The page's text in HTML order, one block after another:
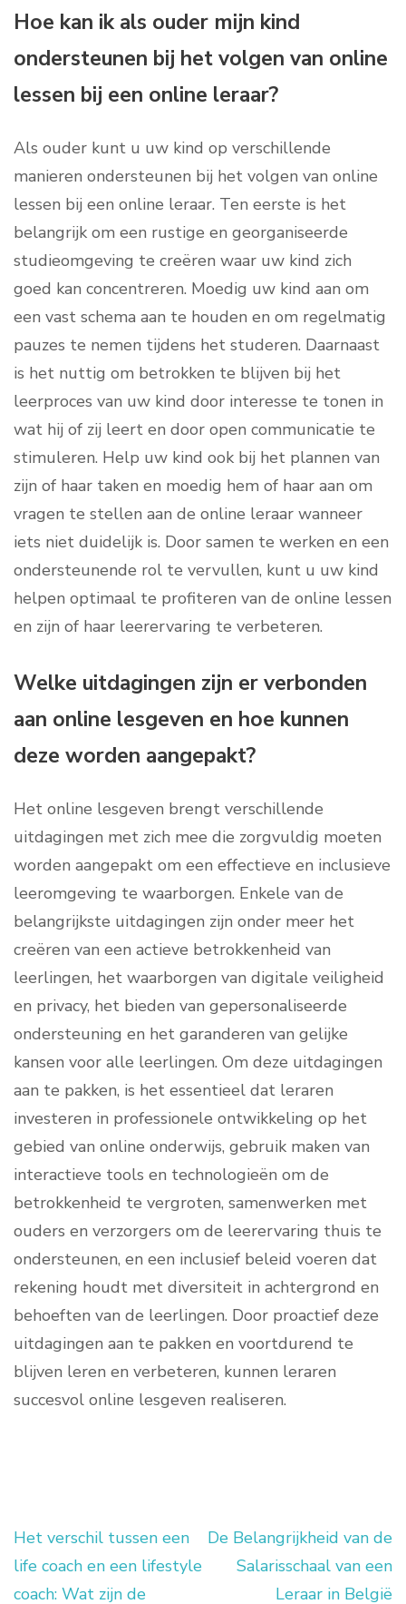
Hoe kan ik als ouder mijn kind
ondersteunen bij het volgen van online
lessen bij een online leraar?
Als ouder kunt u uw kind op verschillende
manieren ondersteunen bij het volgen van online
lessen bij een online leraar. Ten eerste is het
belangrijk om een rustige en georganiseerde
studieomgeving te creëren waar uw kind zich
goed kan concentreren. Moedig uw kind aan om
een vast schema aan te houden en om regelmatig
pauzes te nemen tijdens het studeren. Daarnaast
is het nuttig om betrokken te blijven bij het
leerproces van uw kind door interesse te tonen in
wat hij of zij leert en door open communicatie te
stimuleren. Help uw kind ook bij het plannen van
zijn of haar taken en moedig hem of haar aan om
vragen te stellen aan de online leraar wanneer
iets niet duidelijk is. Door samen te werken en een
ondersteunende rol te vervullen, kunt u uw kind
helpen optimaal te profiteren van de online lessen
en zijn of haar leerervaring te verbeteren.
Welke uitdagingen zijn er verbonden
aan online lesgeven en hoe kunnen
deze worden aangepakt?
Het online lesgeven brengt verschillende
uitdagingen met zich mee die zorgvuldig moeten
worden aangepakt om een effectieve en inclusieve
leeromgeving te waarborgen. Enkele van de
belangrijkste uitdagingen zijn onder meer het
creëren van een actieve betrokkenheid van
leerlingen, het waarborgen van digitale veiligheid
en privacy, het bieden van gepersonaliseerde
ondersteuning en het garanderen van gelijke
kansen voor alle leerlingen. Om deze uitdagingen
aan te pakken, is het essentieel dat leraren
investeren in professionele ontwikkeling op het
gebied van online onderwijs, gebruik maken van
interactieve tools en technologieën om de
betrokkenheid te vergroten, samenwerken met
ouders en verzorgers om de leerervaring thuis te
ondersteunen, en een inclusief beleid voeren dat
rekening houdt met diversiteit in achtergrond en
behoeften van de leerlingen. Door proactief deze
uitdagingen aan te pakken en voortdurend te
blijven leren en verbeteren, kunnen leraren
succesvol online lesgeven realiseren.
Berichtnavigatie
Het verschil tussen een
life coach en een lifestyle
coach: Wat zijn de
De Belangrijkheid van de
Salarisschaal van een
Leraar in België